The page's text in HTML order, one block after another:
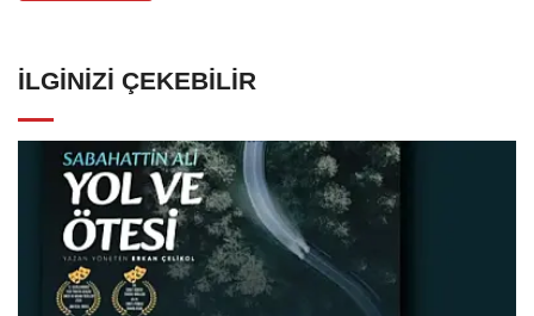
İLGINIZI ÇEKEBILIR